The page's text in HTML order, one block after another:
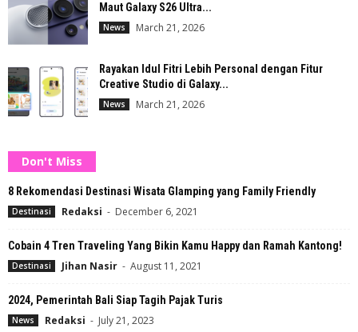
Maut Galaxy S26 Ultra...
News March 21, 2026
Rayakan Idul Fitri Lebih Personal dengan Fitur
Creative Studio di Galaxy...
News March 21, 2026
Don't Miss
8 Rekomendasi Destinasi Wisata Glamping yang Family Friendly
Destinasi Redaksi - December 6, 2021
Cobain 4 Tren Traveling Yang Bikin Kamu Happy dan Ramah Kantong!
Destinasi Jihan Nasir - August 11, 2021
2024, Pemerintah Bali Siap Tagih Pajak Turis
News Redaksi - July 21, 2023